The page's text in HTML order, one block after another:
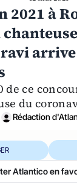
2021 à
arrive
de ce
du
Rédaction
Atlantico en